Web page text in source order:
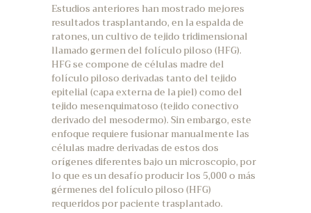
Estudios anteriores han mostrado mejores
resultados trasplantando, en la espalda de
ratones, un cultivo de tejido tridimensional
llamado germen del folículo piloso (HFG).
HFG se compone de células madre del
folículo piloso derivadas tanto del tejido
epitelial (capa externa de la piel) como del
tejido mesenquimatoso (tejido conectivo
derivado del mesodermo). Sin embargo, este
enfoque requiere fusionar manualmente las
células madre derivadas de estos dos
orígenes diferentes bajo un microscopio, por
lo que es un desafío producir los 5,000 o más
gérmenes del folículo piloso (HFG)
requeridos por paciente trasplantado.